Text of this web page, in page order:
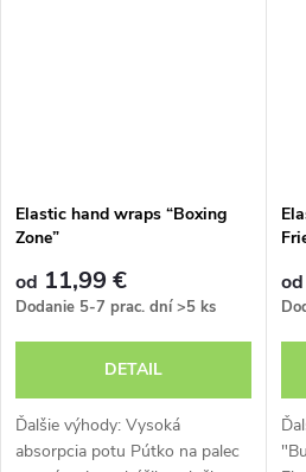
Elastic hand wraps “Boxing
Zone”
od 11,99 €
Dodanie 5-7 prac. dní>5 ks
DETAIL
Ďalšie výhody: Vysoká
absorpcia potu Pútko na palec
od